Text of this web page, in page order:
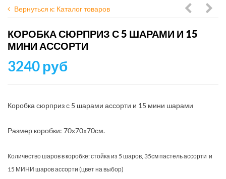
Вернуться к: Каталог товаров
с
ассорти
КОРОБКА СЮРПРИЗ С 5 ШАРАМИ И 15
МИНИ АССОРТИ
3240 руб
Коробка сюрприз с 5 шарами ассорти и 15 мини шарами
Размер коробки: 70х70х70см.
Количество шаров в коробке:стойка из 5 шаров, 35см пастель ассорти и
15 МИНИ шаров ассорти (цвет на выбор)